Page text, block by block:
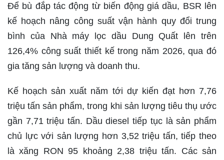
Để bù đắp tác động từ biến động giá dầu, BSR lên
kế hoạch nâng công suất vận hành quy đổi trung
bình của Nhà máy lọc dầu Dung Quất lên trên
126,4% công suất thiết kế trong năm 2026, qua đó
gia tăng sản lượng và doanh thu.
Kế hoạch sản xuất năm tới dự kiến đạt hơn 7,76
triệu tấn sản phẩm, trong khi sản lượng tiêu thụ ước
gần 7,71 triệu tấn. Dầu diesel tiếp tục là sản phẩm
chủ lực với sản lượng hơn 3,52 triệu tấn, tiếp theo
là xăng RON 95 khoảng 2,38 triệu tấn. Các sản